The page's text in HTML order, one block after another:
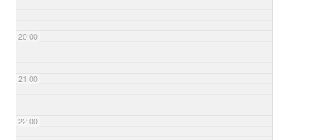
20:00
21:00
22:00